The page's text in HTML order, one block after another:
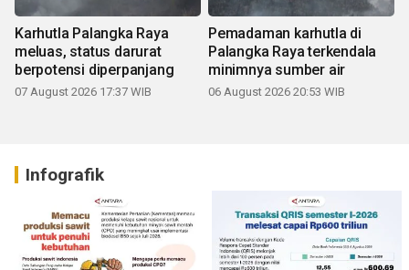
Karhutla Palangka Raya
meluas, status darurat
berpotensi diperpanjang
07 August 2026 17:37 WIB
Pemadaman karhutla di
Palangka Raya terkendala
minimnya sumber air
06 August 2026 20:53 WIB
Infografik